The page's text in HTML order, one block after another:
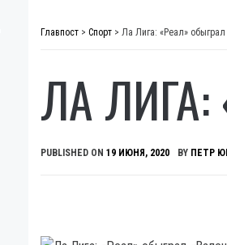
Главпост > Спорт > Ла Лига: «Реал»
ЛА
PUBLISHED ON 19 ИЮНЯ, 2020 BY ПЕТР